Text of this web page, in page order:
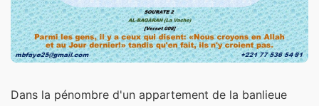
Dans la pénombre d'un appartement de la banlieue